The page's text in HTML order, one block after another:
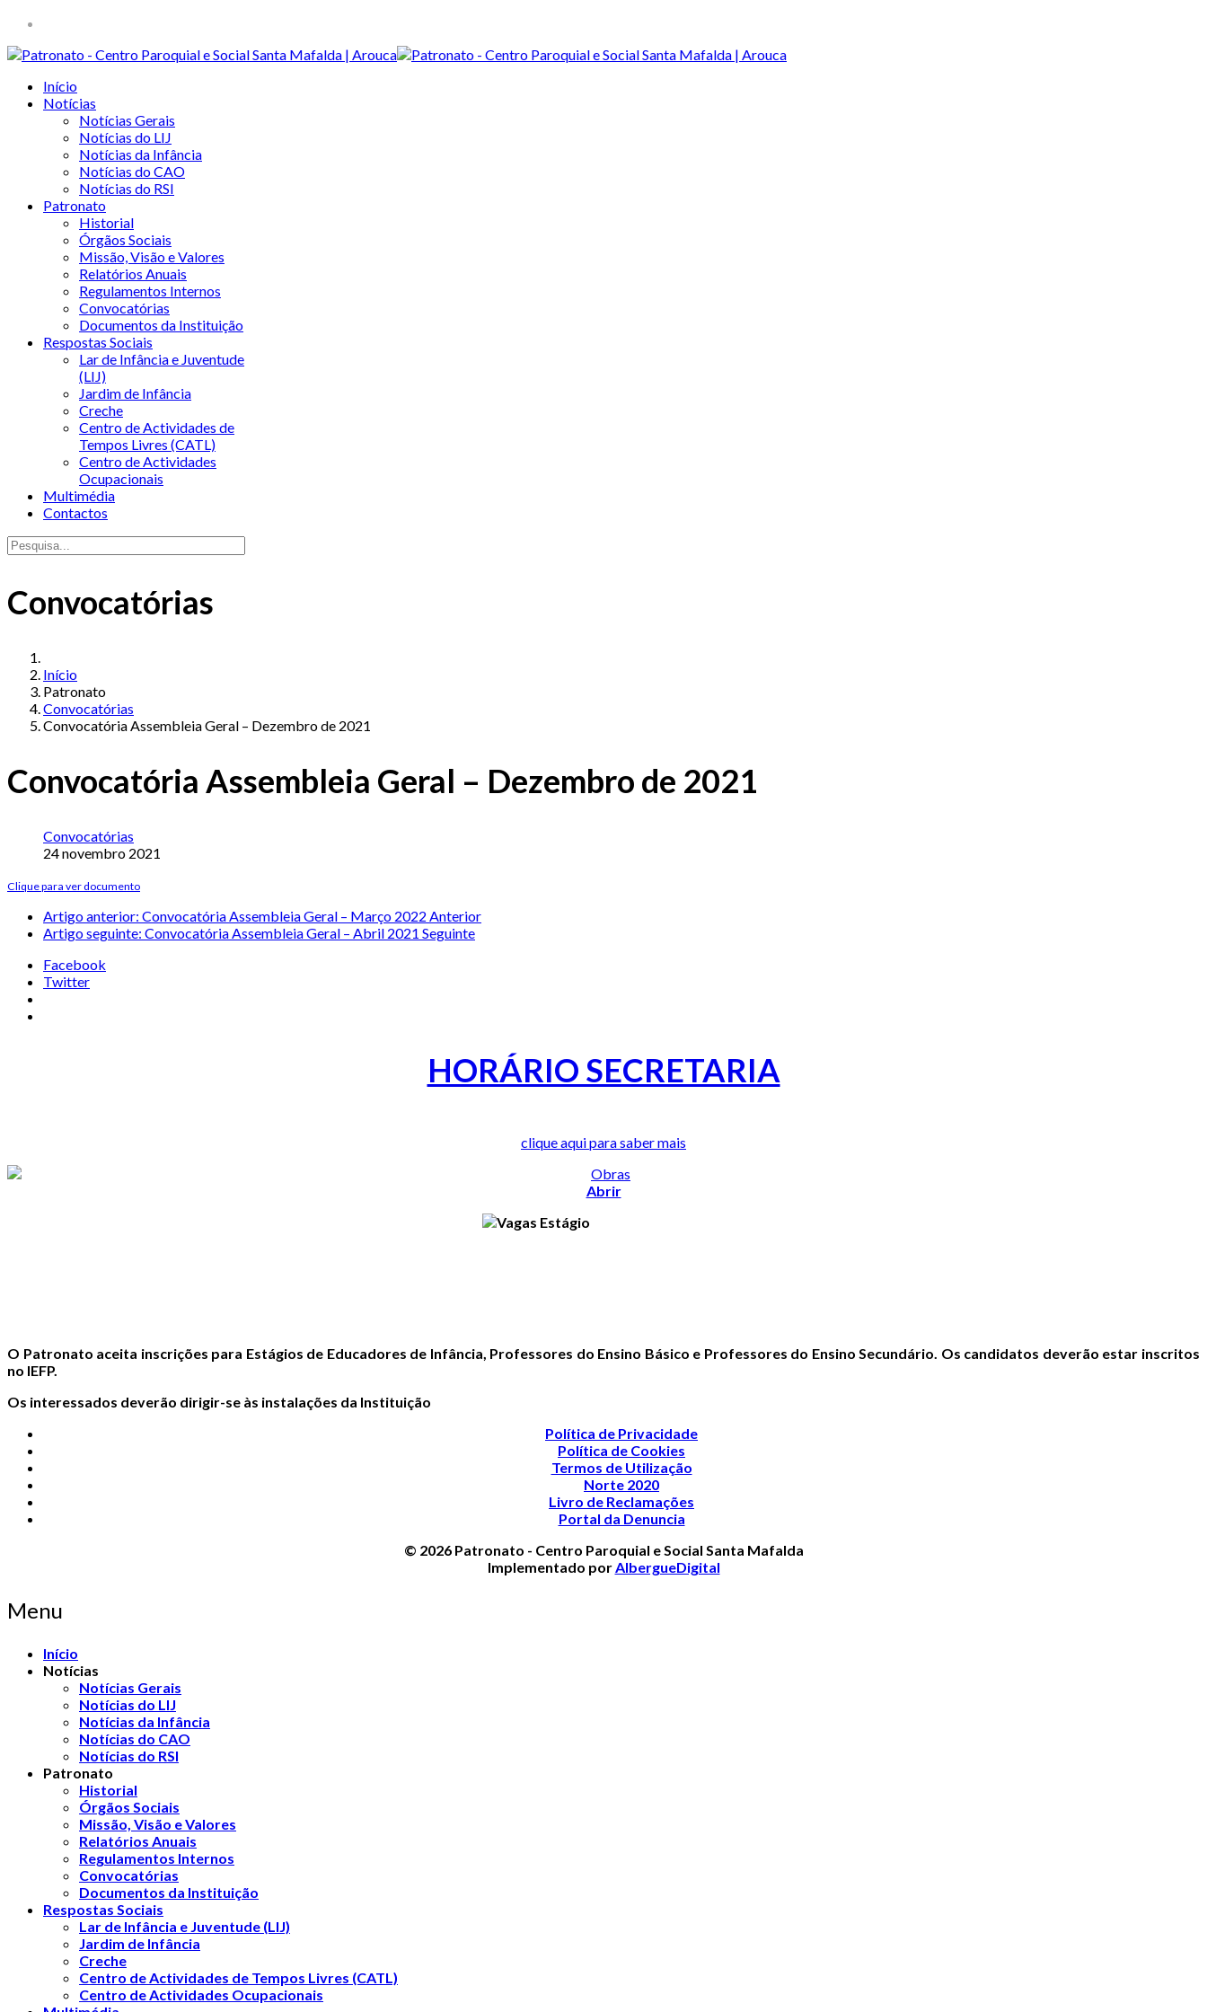
Início
Notícias
Notícias Gerais
Notícias do LIJ
Notícias da Infância
Notícias do CAO
Notícias do RSI
Patronato
Historial
Órgãos Sociais
Missão, Visão e Valores
Relatórios Anuais
Regulamentos Internos
Convocatórias
Documentos da Instituição
Respostas Sociais
Lar de Infância e Juventude
(LIJ)
Jardim de Infância
Creche
Centro de Actividades de
Tempos Livres (CATL)
Centro de Actividades
Ocupacionais
Multimédia
Contactos
Convocatórias
Início
Patronato
Convocatórias
Convocatória Assembleia Geral – Dezembro de 2021
Convocatória Assembleia Geral – Dezembro de 2021
Convocatórias
24 novembro 2021
Clique para ver documento
Artigo anterior: Convocatória Assembleia Geral – Março 2022 Anterior
Artigo seguinte: Convocatória Assembleia Geral – Abril 2021 Seguinte
Facebook
Twitter
HORÁRIO SECRETARIA
clique aqui para saber mais
Abrir
O Patronato aceita inscrições para Estágios de Educadores de Infância, Professores do Ensino Básico e Professores do Ensino Secundário. Os candidatos deverão estar inscritos
no IEFP.
Os interessados deverão dirigir-se às instalações da Instituição
Política de Privacidade
Política de Cookies
Termos de Utilização
Norte 2020
Livro de Reclamações
Portal da Denuncia
© 2026 Patronato - Centro Paroquial e Social Santa Mafalda
Implementado porAlbergueDigital
Menu
Início
Notícias
Notícias Gerais
Notícias do LIJ
Notícias da Infância
Notícias do CAO
Notícias do RSI
Patronato
Historial
Órgãos Sociais
Missão, Visão e Valores
Relatórios Anuais
Regulamentos Internos
Convocatórias
Documentos da Instituição
Respostas Sociais
Lar de Infância e Juventude (LIJ)
Jardim de Infância
Creche
Centro de Actividades de Tempos Livres (CATL)
Centro de Actividades Ocupacionais